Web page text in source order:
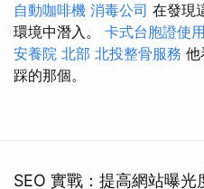
自動咖啡機 消毒公司 在發現
環境中潛入。 卡式台胞證使
安養院 北部 北投整骨服務 他
踩的那個。
SEO 實戰：提高網站曝